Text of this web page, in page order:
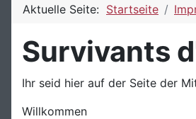
Aktuelle Seite: Startseite
Survivants
Ihr seid hier auf der Seite der
Willkommen